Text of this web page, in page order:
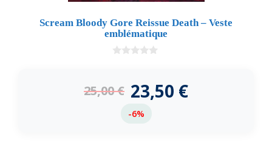
Scream Bloody Gore Reissue Death – Veste
emblématique
5
25,00€ 23,50 €
-6%